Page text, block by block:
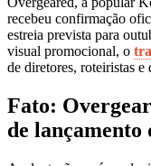
recebeu confirmação
estreia prevista para
visual promocional, o
de diretores, roteiristas e
Fato:
de lançamento